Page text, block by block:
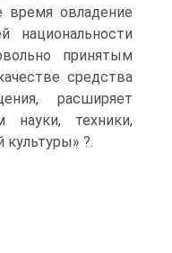
овладение
национальности
принятым
средства
расширяет
науки, техники,
?.